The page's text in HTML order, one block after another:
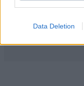
Data Deletion